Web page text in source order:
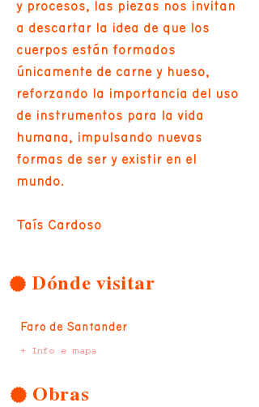
y procesos, las piezas nos invitan
a descartar la idea de que los
cuerpos están formados
únicamente de carne y hueso,
reforzando la importancia del uso
de instrumentos para la vida
humana, impulsando nuevas
formas de ser y existir en el
mundo.
Taís Cardoso
Dónde visitar
Faro de Santander
+ Info e mapa
Obras